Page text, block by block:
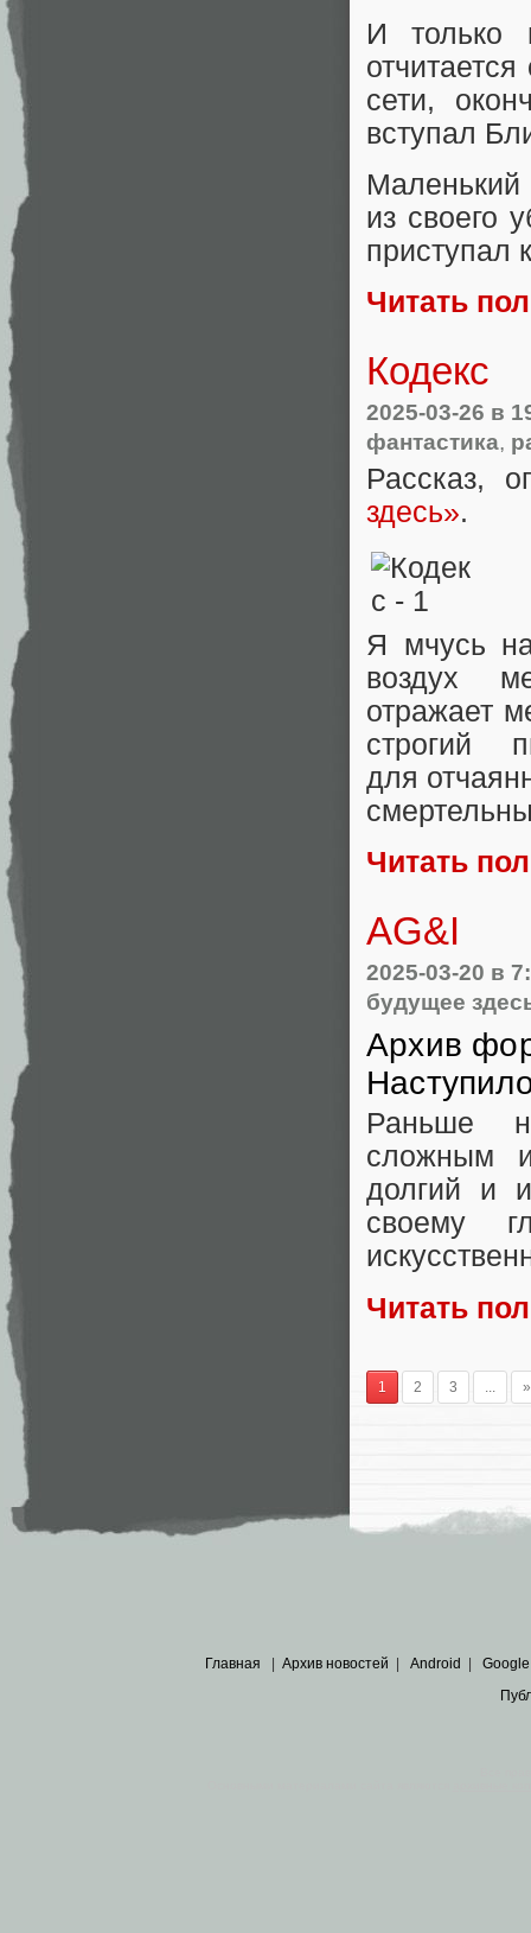
И только
сети,
вступал
из своего
приступал
Читать
Кодекс
2025-03-26 в
фантастика,
Рассказ,
здесь».
Я мчусь
воздух
отражает
строгий
для
Читать
AG&I
2025-03-20 в
будущее
Архив
Раньше
сложным
долгий и
своему
Читать
1 2 3 »
Главная Архив новостей Android Google